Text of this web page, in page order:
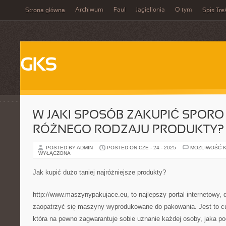
Strona główna Archiwum Faul Jagiellonia O tym Spis
GKS
W JAKI SPOSÓB ZAKUPIĆ SPORO
RÓŻNEGO RODZAJU PRODUKTY?
POSTED BY ADMIN POSTED ON CZE - 24 - 2025
MOŻLIWOŚĆ
WYŁĄCZONA
Jak kupić dużo taniej najróżniejsze produkty?
http://www.maszynypakujace.eu, to najlepszy portal internetowy,
zaopatrzyć się maszyny wyprodukowane do pakowania. Jest to
która na pewno zagwarantuje sobie uznanie każdej osoby, jaka